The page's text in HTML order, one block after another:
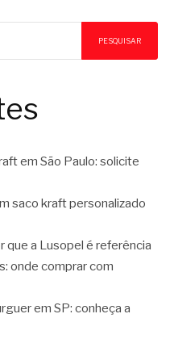
PESQUISAR
em São Paulo: solicite
saco kraft personalizado
que a Lusopel é referência
onde comprar com
em SP: conheça a